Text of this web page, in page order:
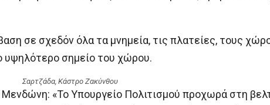
σε σχεδόν όλα τα μνημεία, τις πλατείες, τους
υψηλότερο σημείο του χώρου.
Σαρτζάδα, Κάστρο Ζακύνθου
«Το Υπουργείο Πολιτισμού προχωρά στη